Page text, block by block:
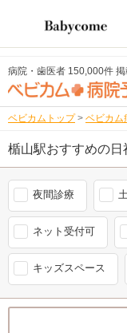
病院・歯医者 150,000件 掲
ベビカムトップ > ベビカム
楯山駅おすすめの
夜間診療
ネット受付可
キッズスペース